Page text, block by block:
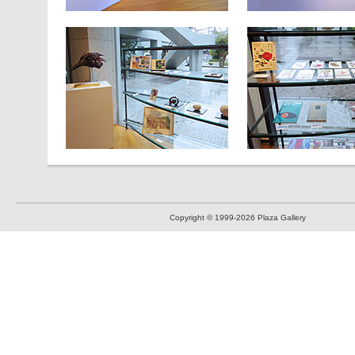
Copyright © 1999-2026 Plaza Gallery